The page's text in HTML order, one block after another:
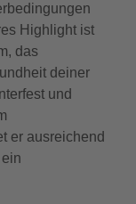
Highlight ist
das
deiner
und
er ausreichend